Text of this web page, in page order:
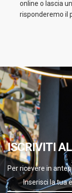
online o lascia
risponderemo il
ISCRIVITI
Per ricevere in